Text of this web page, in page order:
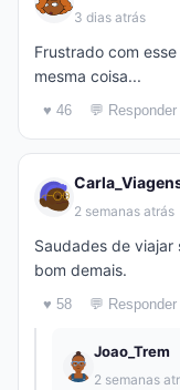
3 dias atrás
Frustrado com
mesma coisa...
♥ 46 💬 Responder
2 semanas atrás
Saudades de viajar
bom demais.
♥ 58 💬 Responder
Joao_Trem
2 semanas